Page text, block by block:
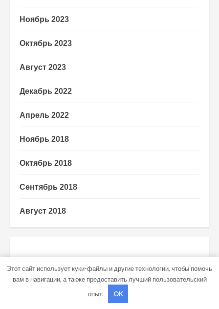
Ноябрь 2023
Октябрь 2023
Август 2023
Декабрь 2022
Апрель 2022
Ноябрь 2018
Октябрь 2018
Сентябрь 2018
Август 2018
КАТЕГОРИИ
Этот сайт использует куки-файлы и другие технологии, чтобы помочь
вам в навигации, а также предоставить лучший пользовательский
опыт.
OK